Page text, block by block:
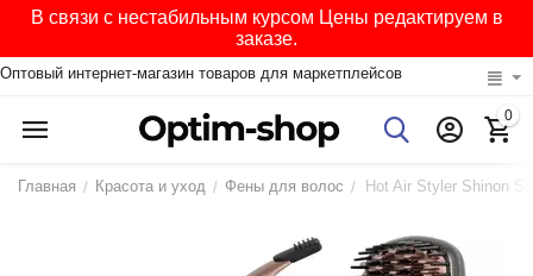
В связи с нестабильным курсом Цены редактируем в
заказе.
Оптовый интернет-магазин товаров для маркетплейсов
0
Главная / Красота и уход / Фены для волос /